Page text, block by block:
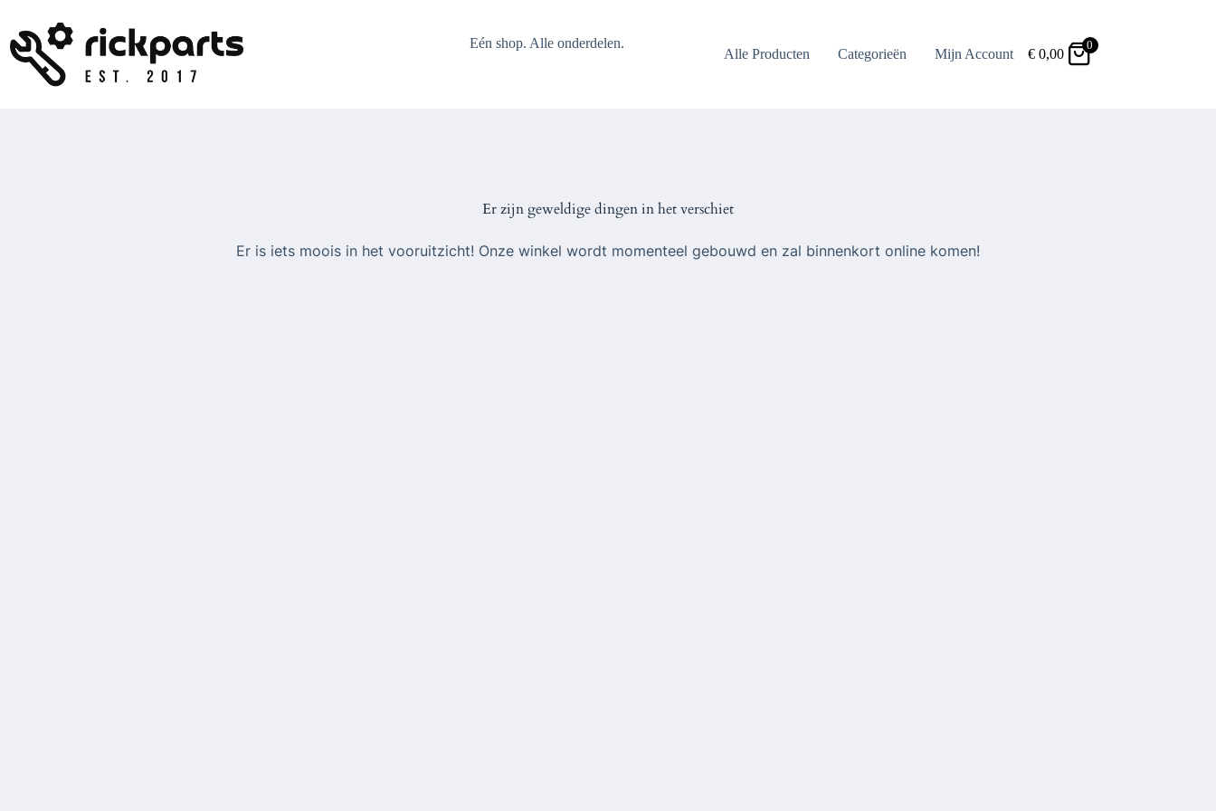
de
inhoud
Eén shop. Alle onderdelen.
Alle Producten Categorieën Mijn Account €0,00
0
Er zijn geweldige dingen in het verschiet
Er is iets moois in het vooruitzicht! Onze winkel wordt momenteel gebouwd en zal binnenkort online komen!